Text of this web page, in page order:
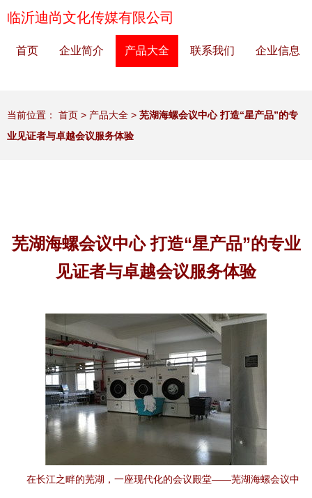
临沂迪尚文化传媒有限公司
首页 企业简介 产品大全 联系我们 企业信息
当前位置： 首页 > 产品大全 > 芜湖海螺会议中心 打造“星产品”的专
业见证者与卓越会议服务体验
芜湖海螺会议中心 打造“星产品”的专业
见证者与卓越会议服务体验
在长江之畔的芜湖，一座现代化的会议殿堂——芜湖海螺会议中